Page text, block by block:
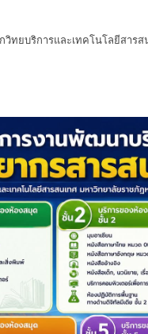
ทยบริการและเทคโนโลยีสา